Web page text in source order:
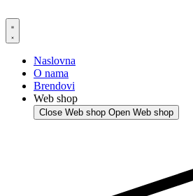
to
content
Naslovna
O nama
Brendovi
Web shop
Close Web shop Open Web shop